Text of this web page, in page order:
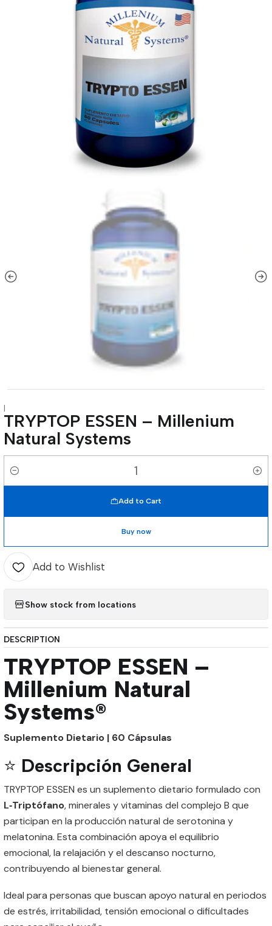
|
TRYPTOP ESSEN – Millenium
Natural Systems
Quantity
Add to Cart
Buy now
Add to Wishlist
Show stock from locations
DESCRIPTION
TRYPTOP ESSEN –
Millenium Natural
Systems®
Suplemento Dietario | 60 Cápsulas
⭐ Descripción General
TRYPTOP ESSEN es un suplemento dietario formulado con
L‑Triptófano, minerales y vitaminas del complejo B que
participan en la producción natural de serotonina y
melatonina. Esta combinación apoya el equilibrio
emocional, la relajación y el descanso nocturno,
contribuyendo al bienestar general.
Ideal para personas que buscan apoyo natural en periodos
de estrés, irritabilidad, tensión emocional o dificultades